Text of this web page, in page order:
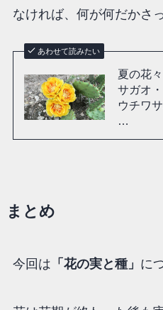
なければ、何が何だかさ
あわせて読みたい
夏の花
サガオ
ウチワ
…
まとめ
今回は 「 花の実と種」 に